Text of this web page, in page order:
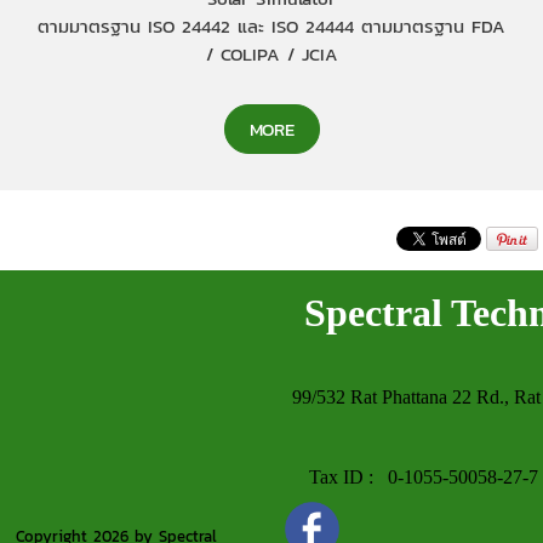
ตามมาตรฐาน ISO 24442 และ ISO 24444 ตามมาตรฐาน FDA
/ COLIPA / JCIA
MORE
Copyright 2026 by Spectral
Spectral
99/532 Rat Phattana 22 Rd.,
Tax ID : 0-1055-50058-27-7